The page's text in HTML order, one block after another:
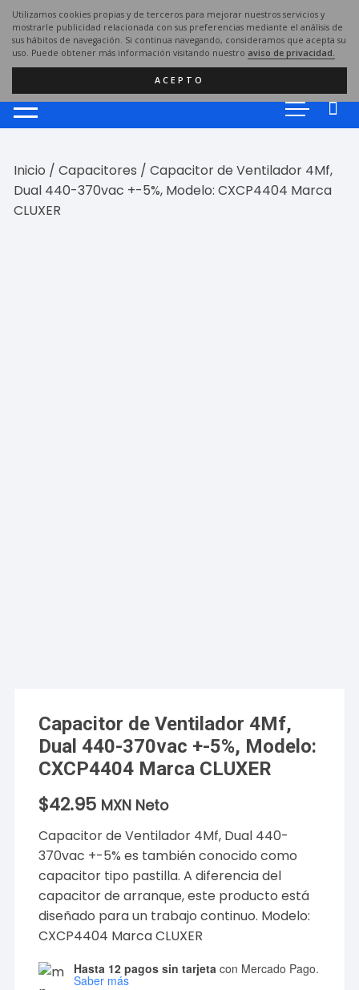
Utilizamos cookies propias y de terceros para mejorar nuestros servicios y
mostrarle publicidad relacionada con sus preferencias mediante el análisis de
sus hábitos de navegación. Si continua navegando, consideramos que acepta su
uso. Puede obtener más información visitando nuestro aviso de privacidad.
ACEPTO
Saltar
contenido
Inicio /Capacitores / Capacitor de Ventilador 4Mf,
Dual 440-370vac +-5%, Modelo: CXCP4404 Marca
CLUXER
Capacitor de Ventilador 4Mf,
Dual 440-370vac +-5%, Modelo:
CXCP4404 Marca CLUXER
$42.95 MXN Neto
Capacitor de Ventilador 4Mf, Dual 440-
370vac +-5% es también conocido como
capacitor tipo pastilla. A diferencia del
capacitor de arranque, este producto está
diseñado para un trabajo continuo. Modelo:
CXCP4404 Marca CLUXER
Hasta 12 pagos sin tarjeta con Mercado Pago.
Saber más